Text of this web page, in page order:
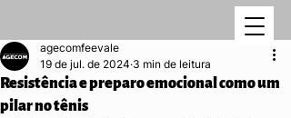
Resistência e preparo emocional como um
pilar no tênis
agecomfeevale
19 de jul. de 2024 3 min de leitura